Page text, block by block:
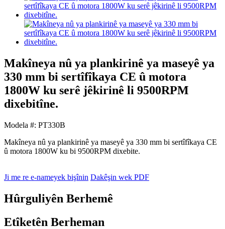
Makîneya nû ya plankirinê ya maseyê ya
330 mm bi sertîfîkaya CE û motora
1800W ku serê jêkirinê li 9500RPM
dixebitîne.
Modela #: PT330B
Makîneya nû ya plankirinê ya maseyê ya 330 mm bi sertîfîkaya CE
û motora 1800W ku bi 9500RPM dixebite.
Ji me re e-nameyek bişînin Dakêşin wek PDF
Hûrguliyên Berhemê
Etîketên Berheman